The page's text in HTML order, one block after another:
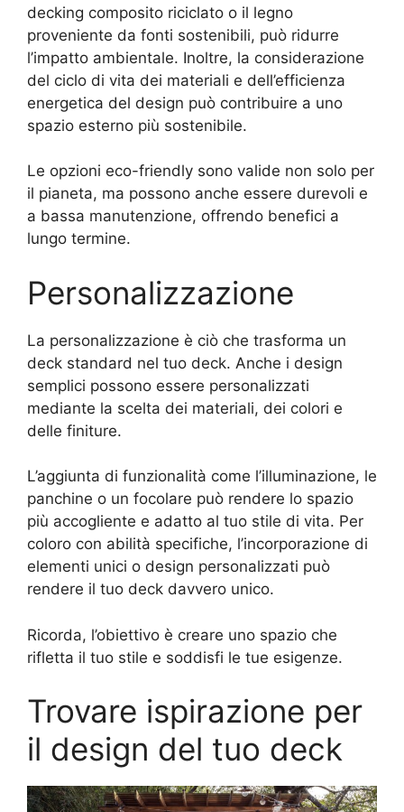
decking composito riciclato o il legno
proveniente da fonti sostenibili, può ridurre
l’impatto ambientale. Inoltre, la considerazione
del ciclo di vita dei materiali e dell’efficienza
energetica del design può contribuire a uno
spazio esterno più sostenibile.
Le opzioni eco-friendly sono valide non solo per
il pianeta, ma possono anche essere durevoli e
a bassa manutenzione, offrendo benefici a
lungo termine.
Personalizzazione
La personalizzazione è ciò che trasforma un
deck standard nel tuo deck. Anche i design
semplici possono essere personalizzati
mediante la scelta dei materiali, dei colori e
delle finiture.
L’aggiunta di funzionalità come l’illuminazione, le
panchine o un focolare può rendere lo spazio
più accogliente e adatto al tuo stile di vita. Per
coloro con abilità specifiche, l’incorporazione di
elementi unici o design personalizzati può
rendere il tuo deck davvero unico.
Ricorda, l’obiettivo è creare uno spazio che
rifletta il tuo stile e soddisfi le tue esigenze.
Trovare ispirazione per
il design del tuo deck